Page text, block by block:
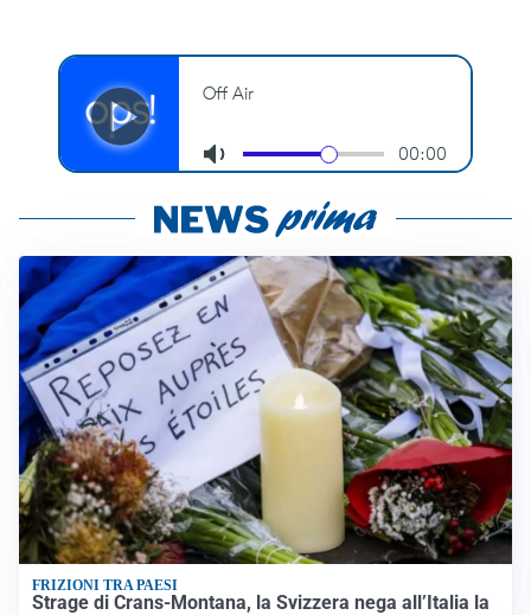
FRIZIONI TRA PAESI
Strage di Crans-Montana, la Svizzera nega all’Italia la